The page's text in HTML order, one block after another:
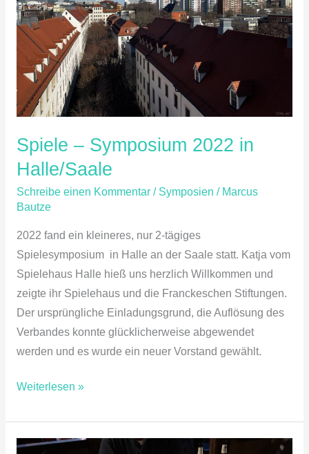
Spiele – Symposium 2022 in
Halle/Saale
Schreibe einen Kommentar / Symposien / Marcus
Bautze
2022 fand ein kleineres, nur 2-tägiges
Spielesymposium in Halle an der Saale statt. Katja vom
Spielehaus Halle hieß uns herzlich Willkommen und
zeigte ihr Spielehaus und die Franckeschen Stiftungen.
Der ursprüngliche Einladungsgrund, die Auflösung des
Verbandes konnte glücklicherweise abgewendet
werden und es wurde ein neuer Vorstand gewählt.
Halle/Saale
Weiterlesen »
Spiele